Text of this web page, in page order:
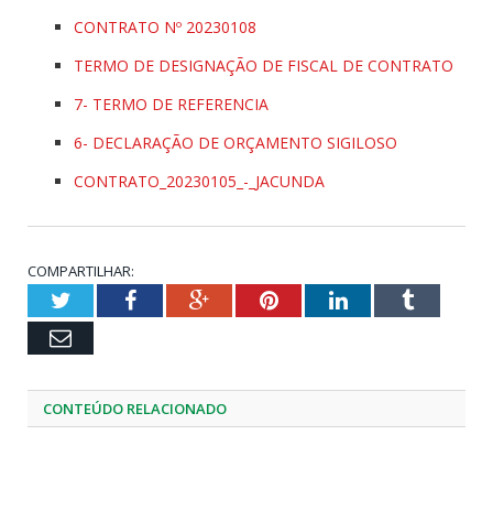
CONTRATO Nº 20230108
TERMO DE DESIGNAÇÃO DE FISCAL DE CONTRATO
7- TERMO DE REFERENCIA
6- DECLARAÇÃO DE ORÇAMENTO SIGILOSO
CONTRATO_20230105_-_JACUNDA
COMPARTILHAR:
TwitterFacebookGoogle+PinterestLinkedInTumblr
Email
CONTEÚDO RELACIONADO